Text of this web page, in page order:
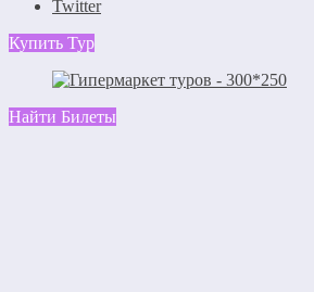
Twitter
Купить Тур
Найти Билеты